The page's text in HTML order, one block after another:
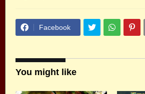
Facebook
You might like